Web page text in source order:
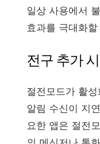
일상 사용에서
효과를 극대화
전구 추가
절전모드가 활
알림 수신이 지
요한 앱은 절전